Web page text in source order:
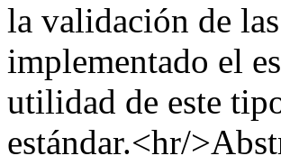
la validación de
implementado el
utilidad de este
estándar.<hr/